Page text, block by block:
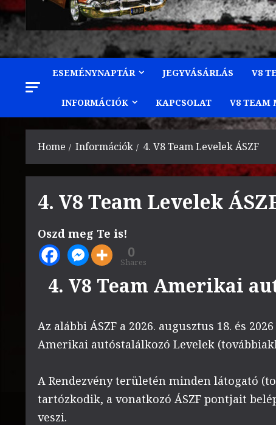
ESEMÉNYNAPTÁR JEGYVÁSÁRLÁS V8
INFORMÁCIÓK KAPCSOLAT V8 TEAM
Home Információk 4. V8 Team Levelek ÁSZF
4. V8 Team Levelek
Oszd meg Te is!
0
Shares
4. V8 Team Amerikai
Az alábbi ÁSZF a 2026. augusztus 18. és
Amerikai autóstalálkozó Levelek
A Rendezvény területén minden látogató
tartózkodik, a vonatkozó ÁSZF pontjait
veszi.